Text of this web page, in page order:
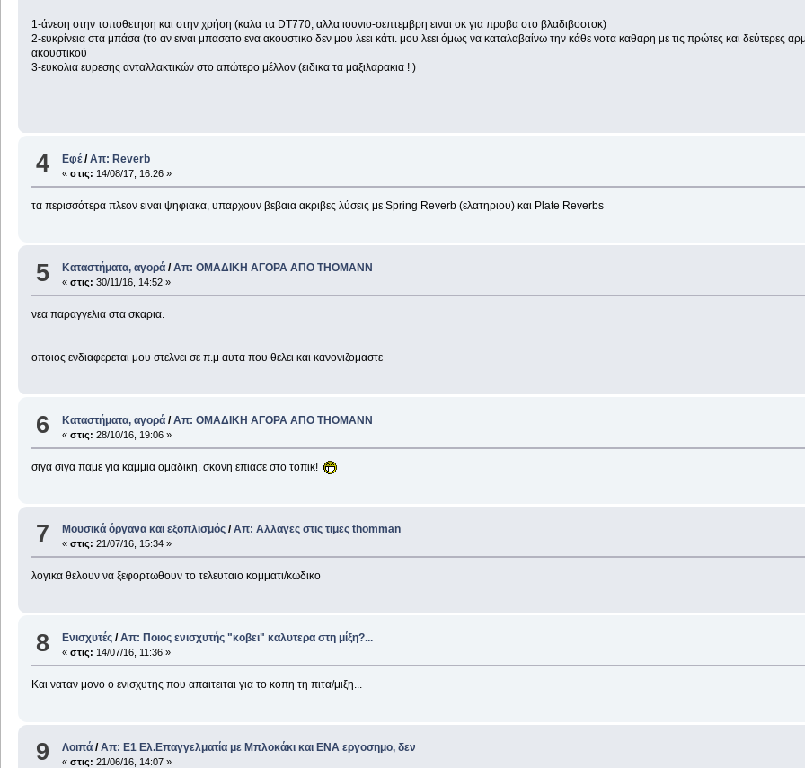
1-άνεση στην τοποθετηση και στην χρήση (καλα τα DT770, αλλα ιουνιο-σεπτεμβρη ειναι οκ για προβα στο βλαδιβοστοκ)
2-ευκρίνεια στα μπάσα (το αν ειναι μπασατο ενα ακουστικο δεν μου λεει κάτι. μου λεει όμως να καταλαβαίνω την κάθε νοτα καθαρη με τις πρώτες και δεύτερες
ακουστικού
3-ευκολια ευρεσης ανταλλακτικών στο απώτερο μέλλον (ειδικα τα μαξιλαρακια ! )
4 Εφέ/Απ: Reverb
«στις: 14/08/17, 16:26 »
τα περισσότερα πλεον ειναι ψηφιακα, υπαρχουν βεβαια ακριβες λύσεις με Spring Reverb (ελατηριου) και Plate Reverbs
5 Καταστήματα, αγορά /Απ: ΟΜΑΔΙΚΗ ΑΓΟΡΑ ΑΠΟ THOMANΝ
«στις: 30/11/16, 14:52 »
νεα παραγγελια στα σκαρια.
οποιος ενδιαφερεται μου στελνει σε π.μ αυτα που θελει και κανονιζομαστε
6 Καταστήματα, αγορά /Απ: ΟΜΑΔΙΚΗ ΑΓΟΡΑ ΑΠΟ THOMANΝ
«στις: 28/10/16, 19:06 »
σιγα σιγα παμε για καμμια ομαδικη. σκονη επιασε στο τοπικ!
7 Μουσικά όργανα και εξοπλισμός /Απ: Αλλαγες στις τιμες thomman
«στις: 21/07/16, 15:34 »
λογικα θελουν να ξεφορτωθουν το τελευταιο κομματι/κωδικο
8 Ενισχυτές /Απ: Ποιος ενισχυτής "κοβει" καλυτερα στη μίξη?...
«στις: 14/07/16, 11:36 »
Και ναταν μονο ο ενισχυτης που απαιτειται για το κοπη τη πιτα/μιξη...
9 Λοιπά /Απ: E1 Ελ.Επαγγελματία με Μπλοκάκι και ΕΝΑ εργοσημο, δεν
«στις: 21/06/16, 14:07 »